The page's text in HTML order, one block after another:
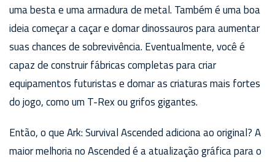
uma besta e uma armadura de metal. Também é uma boa
ideia começar a caçar e domar dinossauros para aumentar
suas chances de sobrevivência. Eventualmente, você é
capaz de construir fábricas completas para criar
equipamentos futuristas e domar as criaturas mais fortes
do jogo, como um T-Rex ou grifos gigantes.
Então, o que Ark: Survival Ascended adiciona ao original? A
maior melhoria no Ascended é a atualização gráfica para o